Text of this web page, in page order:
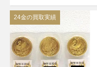
24金の買取実績